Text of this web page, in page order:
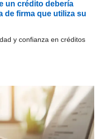
un crédito debería
de firma que utiliza su
y confianza en créditos